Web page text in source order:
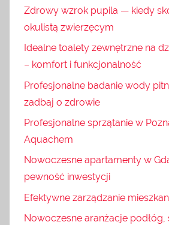
Zdrowy wzrok pupila — kiedy
okulistą zwierzęcym
Idealne toalety zewnętrzne na
– komfort i funkcjonalność
Profesjonalne badanie wody
zadbaj o zdrowie
Profesjonalne sprzątanie w
Aquachem
Nowoczesne apartamenty w
pewność inwestycji
Efektywne zarządzanie
Nowoczesne aranżacje